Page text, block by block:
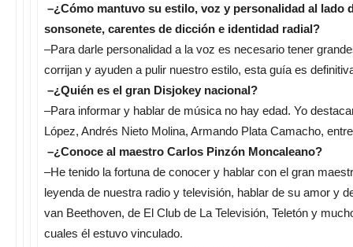
–¿Cómo mantuvo su estilo, voz y personalidad al lado
sonsonete, carentes de dicción e identidad radial?
–Para darle personalidad a la voz es necesario tener
corrijan y ayuden a pulir nuestro estilo, esta guía es
–¿Quién es el gran Disjokey nacional?
–Para informar y hablar de música no hay edad. Yo
López, Andrés Nieto Molina, Armando Plata Camacho,
–¿Conoce al maestro Carlos Pinzón Moncaleano?
–He tenido la fortuna de conocer y hablar con el gran
leyenda de nuestra radio y televisión, hablar de su amor y
van Beethoven, de El Club de La Televisión, Teletón y
cuales él estuvo vinculado.